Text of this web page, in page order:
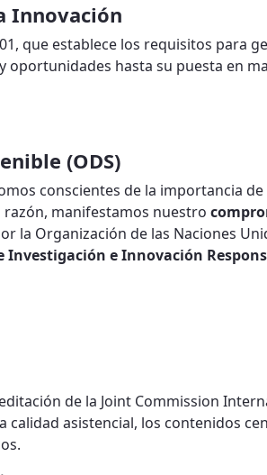
Innovación
que establece los requisitos para
hasta su puesta en
(ODS)
conscientes de la importancia
manifestamos nuestro
la Organización de las Naciones
Investigación e Innovación
de la Joint Commission
asistencial, los contenidos